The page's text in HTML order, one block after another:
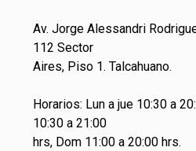
Av. Jorge Alessandri
112 Sector
Aires, Piso 1. Talcahuano.
Horarios: Lun a jue 10:30 a
10:30 a 21:00
hrs, Dom 11:00 a 20:00 hrs.